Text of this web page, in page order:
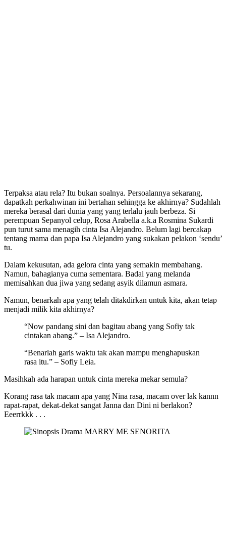
Terpaksa atau rela? Itu bukan soalnya. Persoalannya sekarang,
dapatkah perkahwinan ini bertahan sehingga ke akhirnya? Sudahlah
mereka berasal dari dunia yang yang terlalu jauh berbeza. Si
perempuan Sepanyol celup, Rosa Arabella a.k.a Rosmina Sukardi
pun turut sama menagih cinta Isa Alejandro. Belum lagi bercakap
tentang mama dan papa Isa Alejandro yang sukakan pelakon ‘sendu’
tu.
Dalam kekusutan, ada gelora cinta yang semakin membahang.
Namun, bahagianya cuma sementara. Badai yang melanda
memisahkan dua jiwa yang sedang asyik dilamun asmara.
Namun, benarkah apa yang telah ditakdirkan untuk kita, akan tetap
menjadi milik kita akhirnya?
“Now pandang sini dan bagitau abang yang Sofiy tak
cintakan abang.” – Isa Alejandro.
“Benarlah garis waktu tak akan mampu menghapuskan
rasa itu.” – Sofiy Leia.
Masihkah ada harapan untuk cinta mereka mekar semula?
Korang rasa tak macam apa yang Nina rasa, macam over lak kannn
rapat-rapat, dekat-dekat sangat Janna dan Dini ni berlakon?
Eeerrkkk . . .